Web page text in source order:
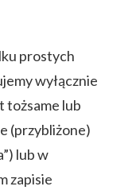
prostych
wyłącznie
tożsame lub
(przybliżone)
lub w
zapisie